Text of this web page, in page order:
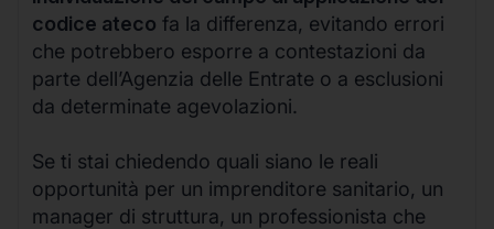
codice ateco fa la differenza, evitando errori
che potrebbero esporre a contestazioni da
parte dell’Agenzia delle Entrate o a esclusioni
da determinate agevolazioni.
Se ti stai chiedendo quali siano le reali
opportunità per un imprenditore sanitario, un
manager di struttura, un professionista che